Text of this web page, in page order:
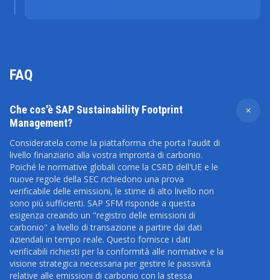
FAQ
Che cos'è SAP Sustainability Footprint
Management?
Consideratela come la piattaforma che porta l'audit di
livello finanziario alla vostra impronta di carbonio.
Poiché le normative globali come la CSRD dell'UE e le
nuove regole della SEC richiedono una prova
verificabile delle emissioni, le stime di alto livello non
sono più sufficienti. SAP SFM risponde a questa
esigenza creando un "registro delle emissioni di
carbonio" a livello di transazione a partire dai dati
aziendali in tempo reale. Questo fornisce i dati
verificabili richiesti per la conformità alle normative e la
visione strategica necessaria per gestire le passività
relative alle emissioni di carbonio con la stessa